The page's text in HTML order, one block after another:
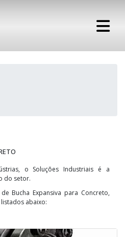
o Soluções Industriais é a
do setor.
Bucha Expansiva para Concreto,
abaixo: